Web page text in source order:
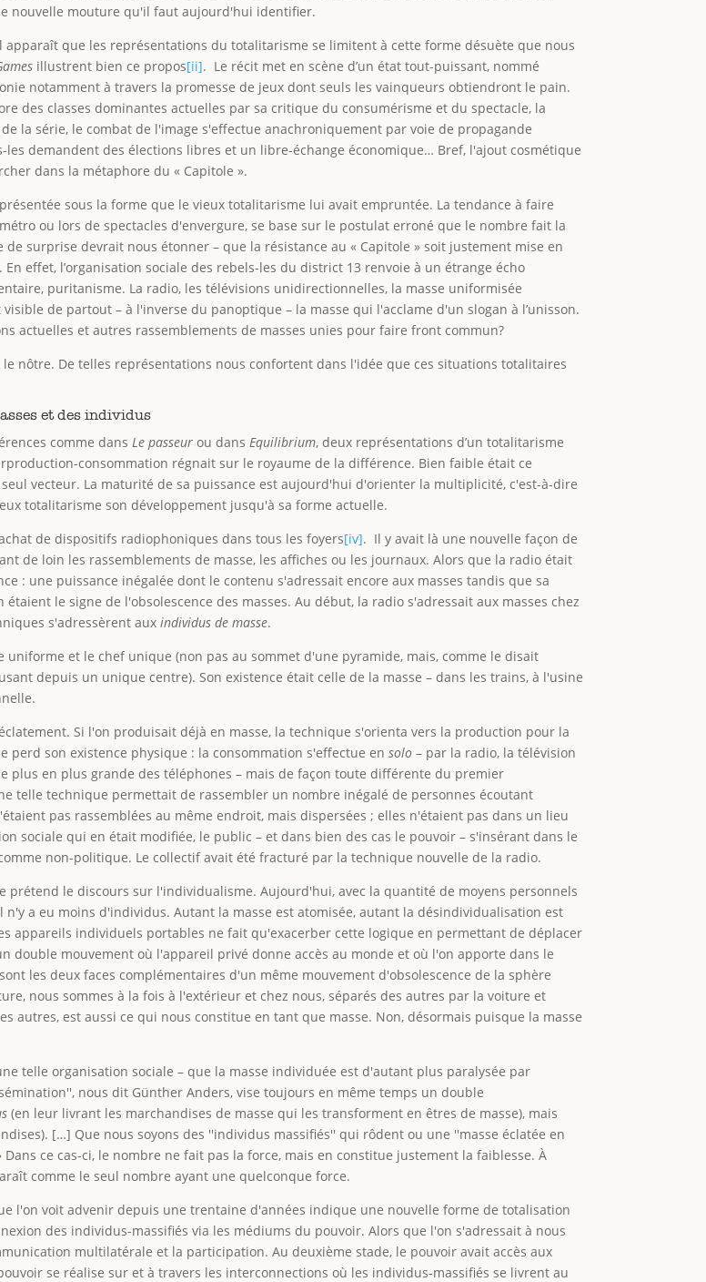
nouvelle mouture qu'il faut aujourd'hui identifier.
que les représentations du totalitarisme se limitent à cette forme désuète que nous
illustrent bien ce propos[ii]. Le récit met en scène d’un état tout-puissant, nommé
notamment à travers la promesse de jeux dont seuls les vainqueurs obtiendront le pain.
des classes dominantes actuelles par sa critique du consumérisme et du spectacle, la
la série, le combat de l'image s'effectue anachroniquement par voie de propagande
demandent des élections libres et un libre-échange économique… Bref, l'ajout cosmétique
dans la métaphore du « Capitole ».
sous la forme que le vieux totalitarisme lui avait empruntée. La tendance à faire
ou lors de spectacles d'envergure, se base sur le postulat erroné que le nombre fait la
surprise devrait nous étonner – que la résistance au « Capitole » soit justement mise en
effet, l’organisation sociale des rebels-les du district 13 renvoie à un étrange écho
puritanisme. La radio, les télévisions unidirectionnelles, la masse uniformisée
de partout – à l'inverse du panoptique – la masse qui l'acclame d'un slogan à l’unisson.
actuelles et autres rassemblements de masses unies pour faire front commun?
nôtre. De telles représentations nous confortent dans l'idée que ces situations totalitaires
et des individus
comme dansLe passeur ou dansEquilibrium, deux représentations d’un totalitarisme
consommation régnait sur le royaume de la différence. Bien faible était ce
vecteur. La maturité de sa puissance est aujourd'hui d'orienter la multiplicité, c'est-à-dire
totalitarisme son développement jusqu'à sa forme actuelle.
de dispositifs radiophoniques dans tous les foyers[iv]. Il y avait là une nouvelle façon de
de loin les rassemblements de masse, les affiches ou les journaux. Alors que la radio était
: une puissance inégalée dont le contenu s'adressait encore aux masses tandis que sa
le signe de l'obsolescence des masses. Au début, la radio s'adressait aux masses chez
s'adressèrent auxindividus de masse.
et le chef unique (non pas au sommet d'une pyramide, mais, comme le disait
depuis un unique centre). Son existence était celle de la masse – dans les trains, à l'usine
Si l'on produisait déjà en masse, la technique s'orienta vers la production pour la
perd son existence physique : la consommation s'effectue ensolo – par la radio, la télévision
plus en plus grande des téléphones – mais de façon toute différente du premier
telle technique permettait de rassembler un nombre inégalé de personnes écoutant
pas rassemblées au même endroit, mais dispersées ; elles n'étaient pas dans un lieu
sociale qui en était modifiée, le public – et dans bien des cas le pouvoir – s'insérant dans le
non-politique. Le collectif avait été fracturé par la technique nouvelle de la radio.
le discours sur l'individualisme. Aujourd'hui, avec la quantité de moyens personnels
a eu moins d'individus. Autant la masse est atomisée, autant la désindividualisation est
appareils individuels portables ne fait qu'exacerber cette logique en permettant de déplacer
double mouvement où l'appareil privé donne accès au monde et où l'on apporte dans le
les deux faces complémentaires d'un même mouvement d'obsolescence de la sphère
nous sommes à la fois à l'extérieur et chez nous, séparés des autres par la voiture et
autres, est aussi ce qui nous constitue en tant que masse. Non, désormais puisque la masse
telle organisation sociale – que la masse individuée est d'autant plus paralysée par
nous dit Günther Anders, vise toujours en même temps un double
(en leur livrant les marchandises de masse qui les transforment en êtres de masse), mais
[…] Que nous soyons des ''individus massifiés'' qui rôdent ou une ''masse éclatée en
Dans ce cas-ci, le nombre ne fait pas la force, mais en constitue justement la faiblesse. À
comme le seul nombre ayant une quelconque force.
l'on voit advenir depuis une trentaine d'années indique une nouvelle forme de totalisation
des individus-massifiés via les médiums du pouvoir. Alors que l'on s'adressait à nous
multilatérale et la participation. Au deuxième stade, le pouvoir avait accès aux
se réalise sur et à travers les interconnections où les individus-massifiés se livrent au